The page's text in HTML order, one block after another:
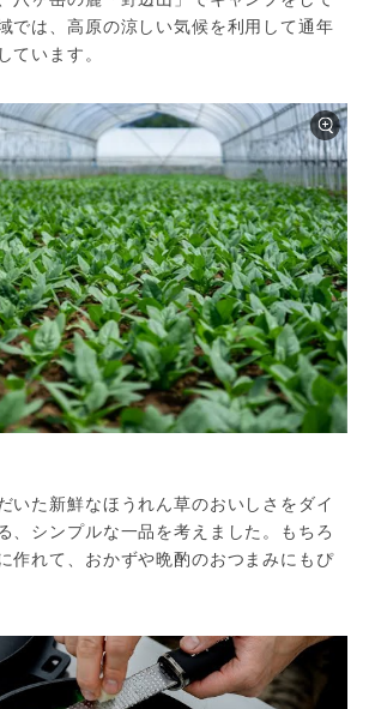
では、高原の涼しい気候を利用して通年
ています。
いた新鮮なほうれん草のおいしさをダイ
、シンプルな一品を考えました。もちろ
作れて、おかずや晩酌のおつまみにもぴ